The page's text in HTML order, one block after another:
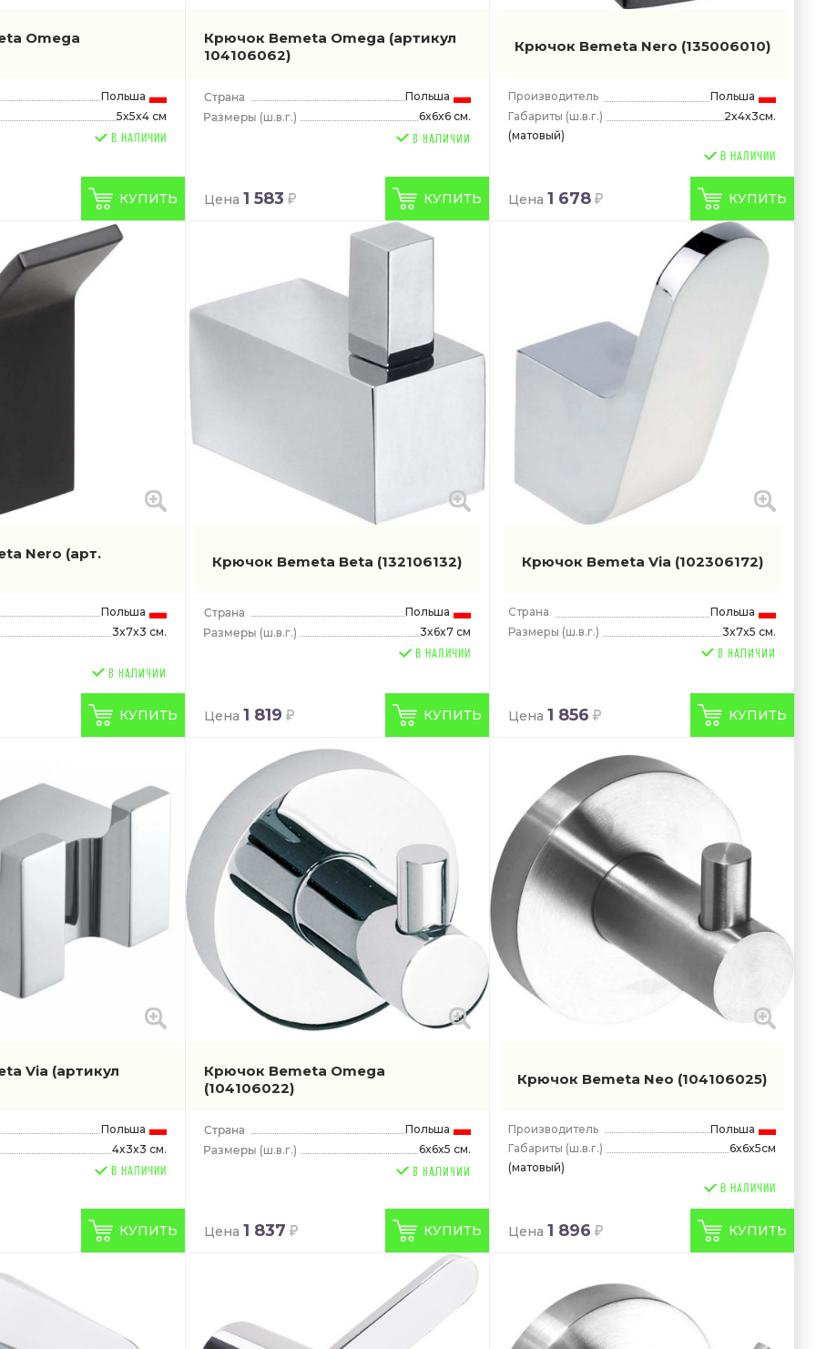
Omega
Польша
5x5x4 см
В НАЛИЧИИ
КУПИТЬ
Крючок Bemeta Omega (артикул
104106062)
Польша
(ш.в.г.)
6x6x6 см.
Цена 1 583 КУПИТЬ
Крючок Bemeta Nero (135006010)
Производитель
Польша
Габариты (ш.в.г.)
2x4x3см.
(матовый)
В НАЛИЧИИ
Цена 1 678 КУПИТЬ
Nero (арт.
Польша
3x7x3 см.
КУПИТЬ
Крючок Bemeta Beta (132106132)
Польша
(ш.в.г.)
3x6x7 см
В НАЛИЧИИ
Цена 1 819 КУПИТЬ
Крючок Bemeta Via (102306172)
Страна
Польша
Размеры (ш.в.г.) 3x7x5 см.
Цена 1 856 КУПИТЬ
Via (артикул
Польша
4x3x3 см.
В НАЛИЧИИ
КУПИТЬ
Крючок Bemeta Omega
(104106022)
Польша
(ш.в.г.)
6x6x5 см.
Цена 1 837 КУПИТЬ
Крючок Bemeta Neo (104106025)
Производитель
Польша
Габариты (ш.в.г.)
6x6x5см
(матовый)
В НАЛИЧИИ
Цена 1 896 КУПИТЬ